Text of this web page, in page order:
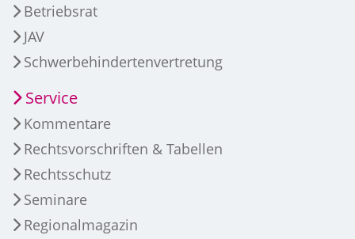
Betriebsrat
JAV
Schwerbehindertenvertretung
Service
Kommentare
Rechtsvorschriften & Tabellen
Rechtsschutz
Seminare
Regionalmagazin